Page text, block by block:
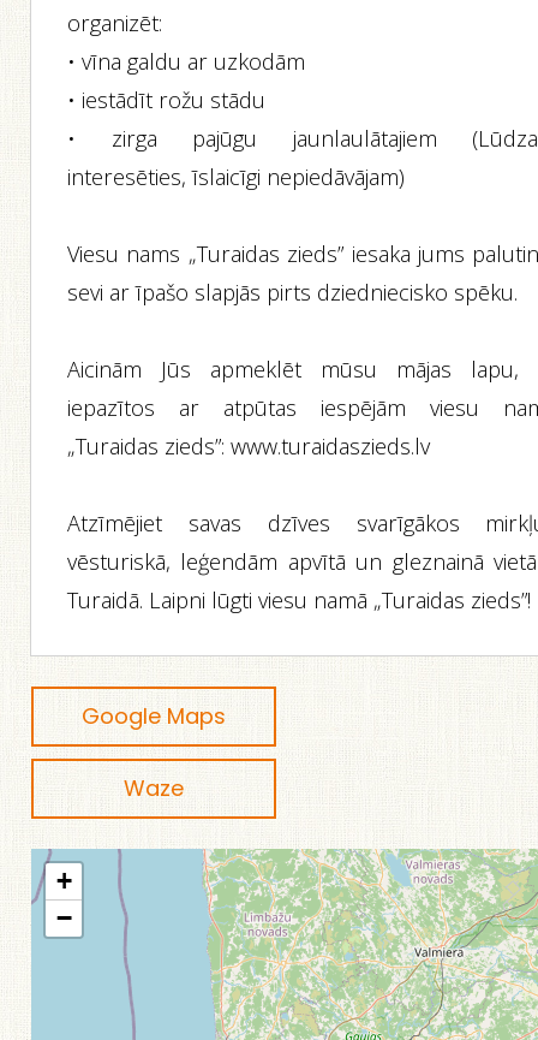
organizēt:
• vīna galdu ar uzkodām
• iestādīt rožu stādu
• zirga pajūgu jaunlaulātajiem
interesēties, īslaicīgi nepiedāvājam)
Viesu nams „Turaidas zieds” iesaka jums
sevi ar īpašo slapjās pirts dziedniecisko spēku.
Aicinām Jūs apmeklēt mūsu mājas lapu,
iepazītos ar atpūtas iespējām viesu
„Turaidas zieds”: www.turaidaszieds.lv
Atzīmējiet savas dzīves svarīgākos
vēsturiskā, leģendām apvītā un gleznainā
Turaidā. Laipni lūgti viesu namā „Turaidas zieds”!
Google Maps
Waze
+
−